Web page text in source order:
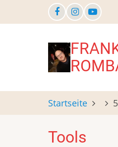
zum
Startseite
Tools